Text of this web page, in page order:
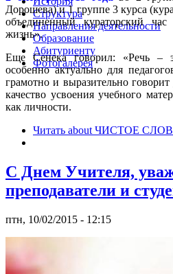
Структура
Направления деятельности
Образование
Абитуриенту
Фотогалерея
Дорошева) и 1 группе 3 курса
объединенный кураторский
жизнь».
Еще Сенека говорил: «Речь –
особенно актуально для
грамотно и выразительно говорит
качество усвоения учебного
как личности.
Читать about ЧИСТОЕ
С Днем Учителя,
преподаватели и
птн, 10/02/2015 - 12:15